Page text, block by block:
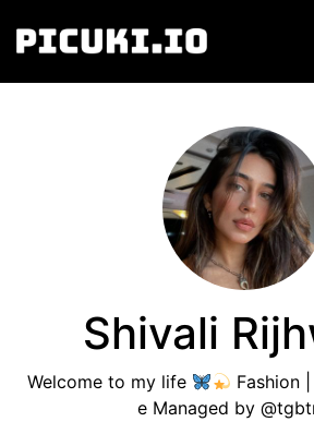
Shivali
Welcome to my life Fashion
e Managed by